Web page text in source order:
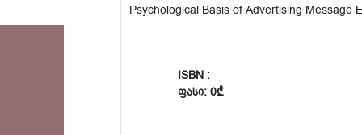
Psychological Basis of Advertising Message
ISBN :
ᲤᲐᲡᲘ: 0₾